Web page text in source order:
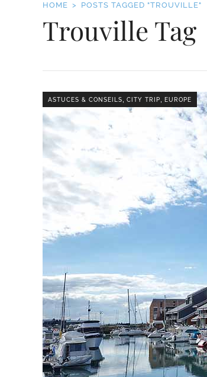
HOME POSTS TAGGED "TROUVILLE"
Trouville Tag
ASTUCES & CONSEILS CITY TRIP EUROPE